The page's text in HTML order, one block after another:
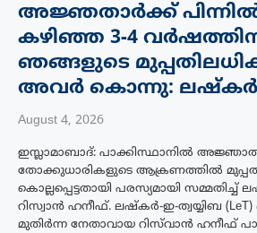
അജ്ഞതാർക്ക് പിന്നിൽ
കഴിഞ്ഞ 3-4
ഞങ്ങളുടെ
അവർ കൊന്നു: ലഷ്കർ
August 4, 2026
ഇസ്ലാമാബാദ്: പാക്കിസ്ഥാനിൽ
തോക്കുധാരികളുടെ ആക്രണത്തിൽ
കൊല്ലപ്പെട്ടതായി പരസ്യമായി
റിസ്വാൻ ഹനീഫ്. ലഷ്കർ-ഇ-ത്വയ്യിബ
മുതിർന്ന നേതാവായ റിസ്‌വാൻ ഹനീഫ്